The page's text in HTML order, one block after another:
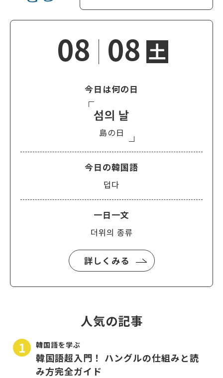
08 08 土
今日は何の日
섬의 날
島の日
今日の韓国語
덥다
一日一文
더위의 종류
詳しくみる
人気の記事
韓国語を学ぶ
韓国語超入門！ ハングルの仕組みと読
み方完全ガイド